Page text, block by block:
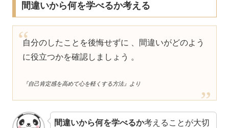
間違いから何を学べるか考える
自分のしたことを後悔せずに 、間違いがどのよう
に役立つかを確認しましょう 。
『自己肯定感を高めて心を軽くする方法』より
間違いから何を学べるか考えることが大切